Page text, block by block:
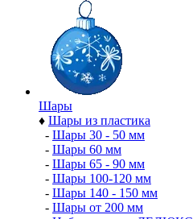
Шары
♦ Шары из пластика
- Шары 30 - 50 мм
- Шары 60 мм
- Шары 65 - 90 мм
- Шары 100-120 мм
- Шары 140 - 150 мм
- Шары от 200 мм